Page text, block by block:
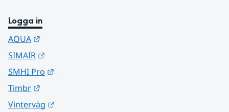
Logga in
AQUA
SIMAIR
SMHI Pro
Timbr
Vinterväg